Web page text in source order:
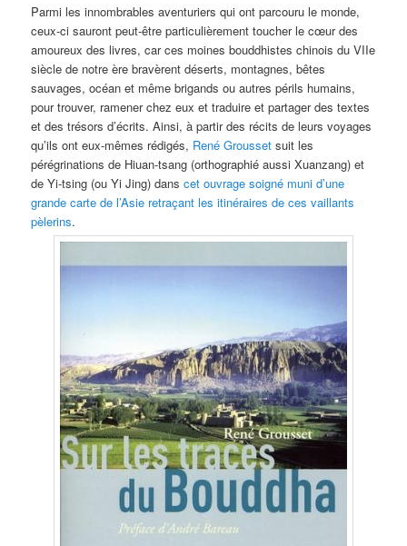
Parmi les innombrables aventuriers qui ont parcouru le monde,
ceux-ci sauront peut-être particulièrement toucher le cœur des
amoureux des livres, car ces moines bouddhistes chinois du VIIe
siècle de notre ère bravèrent déserts, montagnes, bêtes
sauvages, océan et même brigands ou autres périls humains,
pour trouver, ramener chez eux et traduire et partager des textes
et des trésors d’écrits. Ainsi, à partir des récits de leurs voyages
qu’ils ont eux-mêmes rédigés, René Grousset suit les
pérégrinations de Hiuan-tsang (orthographié aussi Xuanzang) et
de Yi-tsing (ou Yi Jing) danscet ouvrage soigné muni d’une
grande carte de l’Asie retraçant les itinéraires de ces vaillants
pèlerins.